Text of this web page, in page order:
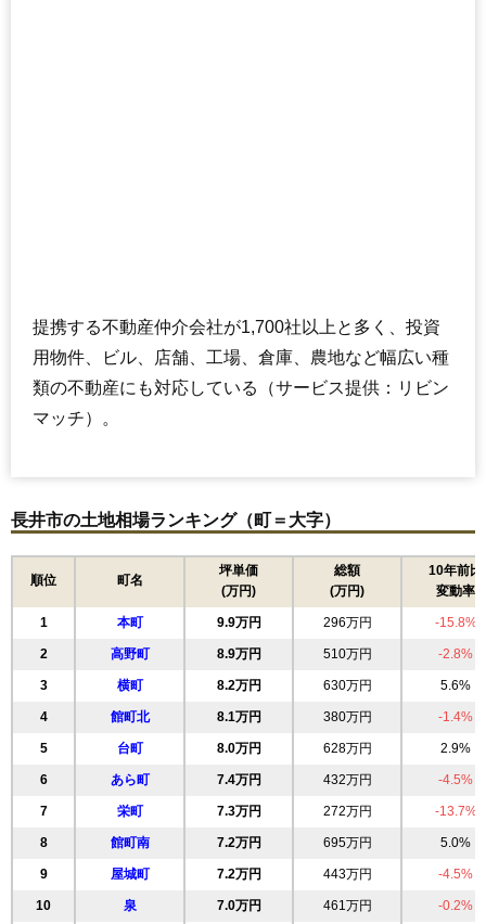
提携する不動産仲介会社が1,700社以上と多く、投資
用物件、ビル、店舗、工場、倉庫、農地など幅広い種
類の不動産にも対応している（サービス提供：リビン
マッチ）。
長井市の土地相場ランキング（町＝大字）
順位 町名
坪単価
(万円)
総額
(万円)
10年前比
変動率
1 本町 9.9万円 296万円 -15.8%
2 高野町 8.9万円 510万円 -2.8%
3 横町 8.2万円 630万円 5.6%
4 館町北 8.1万円 380万円 -1.4%
5 台町 8.0万円 628万円 2.9%
6 あら町 7.4万円 432万円 -4.5%
7 栄町 7.3万円 272万円 -13.7%
8 館町南 7.2万円 695万円 5.0%
9 屋城町 7.2万円 443万円 -4.5%
10 泉 7.0万円 461万円 -0.2%